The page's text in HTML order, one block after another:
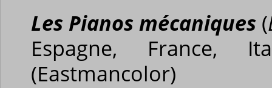
Les Pianos mécaniques (
Espagne, France,
(Eastmancolor)